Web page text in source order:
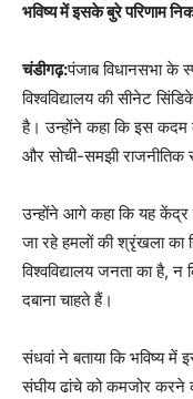
भविष्य में इसके बुरे परिणाम
चंडीगढ़:पंजाब विधानसभा के
विश्वविद्यालय की सीनेट
है। उन्होंने कहा कि इस कदम
और सोची-समझी राजनीतिक
उन्होंने आगे कहा कि यह केंद्र
जा रहे हमलों की श्रृंखला का
विश्वविद्यालय जनता का है,
दबाना चाहते हैं।
संधवां ने बताया कि भविष्य
संघीय ढांचे को कमजोर करने